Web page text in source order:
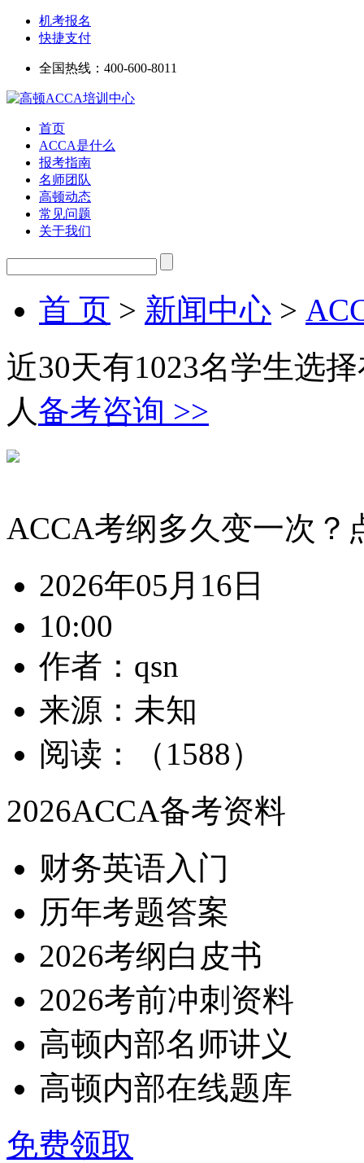
机考报名
快捷支付
全国热线： 400-600-8011
首页
ACCA是什么
报考指南
名师团队
高顿动态
常见问题
关于我们
首 页 > 新闻中心 >
近30天有1023名学生选
人备考咨询 >>
ACCA考纲多久变一次？
2026年05月16日
10:00
作者：qsn
来源：未知
阅读：（1588）
2026ACCA备考资料
财务英语入门
历年考题答案
2026考纲白皮书
2026考前冲刺资料
高顿内部名师讲义
高顿内部在线题库
免费领取